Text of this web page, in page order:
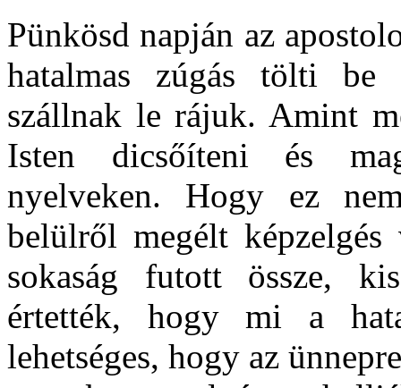
Pünkösd napján az
hatalmas zúgás tölti be
szállnak le rájuk. Amint
Isten dicsőíteni és
nyelveken. Hogy ez
belülről megélt
sokaság futott össze,
értették, hogy mi a
lehetséges, hogy az